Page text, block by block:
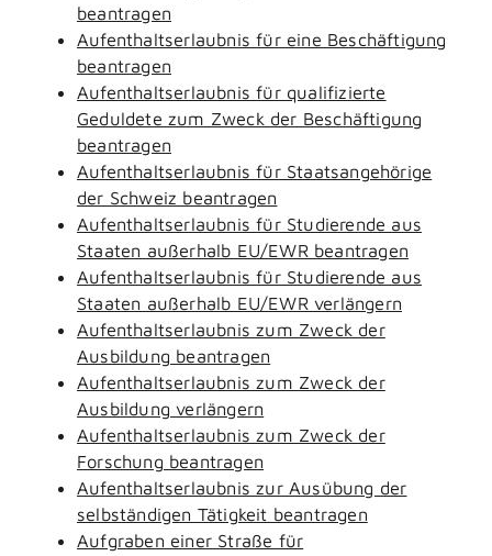
beantragen
Aufenthaltserlaubnis für eine Beschäftigung
beantragen
Aufenthaltserlaubnis für qualifizierte
Geduldete zum Zweck der Beschäftigung
beantragen
Aufenthaltserlaubnis für Staatsangehörige
der Schweiz beantragen
Aufenthaltserlaubnis für Studierende aus
Staaten außerhalb EU/EWR beantragen
Aufenthaltserlaubnis für Studierende aus
Staaten außerhalb EU/EWR verlängern
Aufenthaltserlaubnis zum Zweck der
Ausbildung beantragen
Aufenthaltserlaubnis zum Zweck der
Ausbildung verlängern
Aufenthaltserlaubnis zum Zweck der
Forschung beantragen
Aufenthaltserlaubnis zur Ausübung der
selbständigen Tätigkeit beantragen
Aufgraben einer Straße für